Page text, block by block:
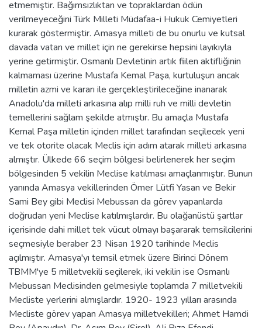
etmemiştir. Bağımsızlıktan ve topraklardan ödün
verilmeyeceğini Türk Milleti Müdafaa-i Hukuk Cemiyetleri
kurarak göstermiştir. Amasya milleti de bu onurlu ve kutsal
davada vatan ve millet için ne gerekirse hepsini layıkıyla
yerine getirmiştir. Osmanlı Devletinin artık fiilen aktifliğinin
kalmaması üzerine Mustafa Kemal Paşa, kurtuluşun ancak
milletin azmi ve kararı ile gerçekleştirileceğine inanarak
Anadolu'da milleti arkasına alıp milli ruh ve milli devletin
temellerini sağlam şekilde atmıştır. Bu amaçla Mustafa
Kemal Paşa milletin içinden millet tarafından seçilecek yeni
ve tek otorite olacak Meclis için adım atarak milleti arkasına
almıştır. Ülkede 66 seçim bölgesi belirlenerek her seçim
bölgesinden 5 vekilin Meclise katılması amaçlanmıştır. Bunun
yanında Amasya vekillerinden Ömer Lütfi Yasan ve Bekir
Sami Bey gibi Meclisi Mebussan da görev yapanlarda
doğrudan yeni Meclise katılmışlardır. Bu olağanüstü şartlar
içerisinde dahi millet tek vücut olmayı başararak temsilcilerini
seçmesiyle beraber 23 Nisan 1920 tarihinde Meclis
açılmıştır. Amasya'yı temsil etmek üzere Birinci Dönem
TBMM'ye 5 milletvekili seçilerek, iki vekilin ise Osmanlı
Mebussan Meclisinden gelmesiyle toplamda 7 milletvekili
Mecliste yerlerini almışlardır. 1920- 1923 yılları arasında
Mecliste görev yapan Amasya milletvekilleri; Ahmet Hamdi